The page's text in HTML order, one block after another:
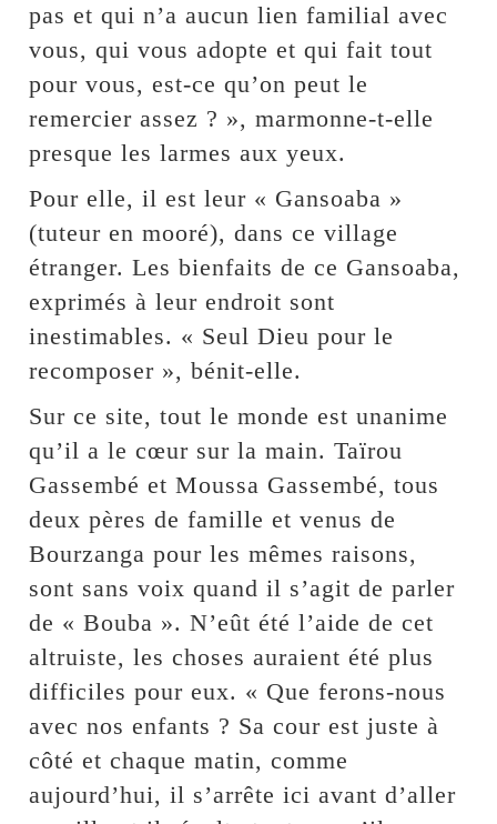
pas et qui n’a aucun lien familial avec
vous, qui vous adopte et qui fait tout
pour vous, est-ce qu’on peut le
remercier assez ? », marmonne-t-elle
presque les larmes aux yeux.
Pour elle, il est leur « Gansoaba »
(tuteur en mooré), dans ce village
étranger. Les bienfaits de ce Gansoaba,
exprimés à leur endroit sont
inestimables. « Seul Dieu pour le
recomposer », bénit-elle.
Sur ce site, tout le monde est unanime
qu’il a le cœur sur la main. Taïrou
Gassembé et Moussa Gassembé, tous
deux pères de famille et venus de
Bourzanga pour les mêmes raisons,
sont sans voix quand il s’agit de parler
de « Bouba ». N’eût été l’aide de cet
altruiste, les choses auraient été plus
difficiles pour eux. « Que ferons-nous
avec nos enfants ? Sa cour est juste à
côté et chaque matin, comme
aujourd’hui, il s’arrête ici avant d’aller